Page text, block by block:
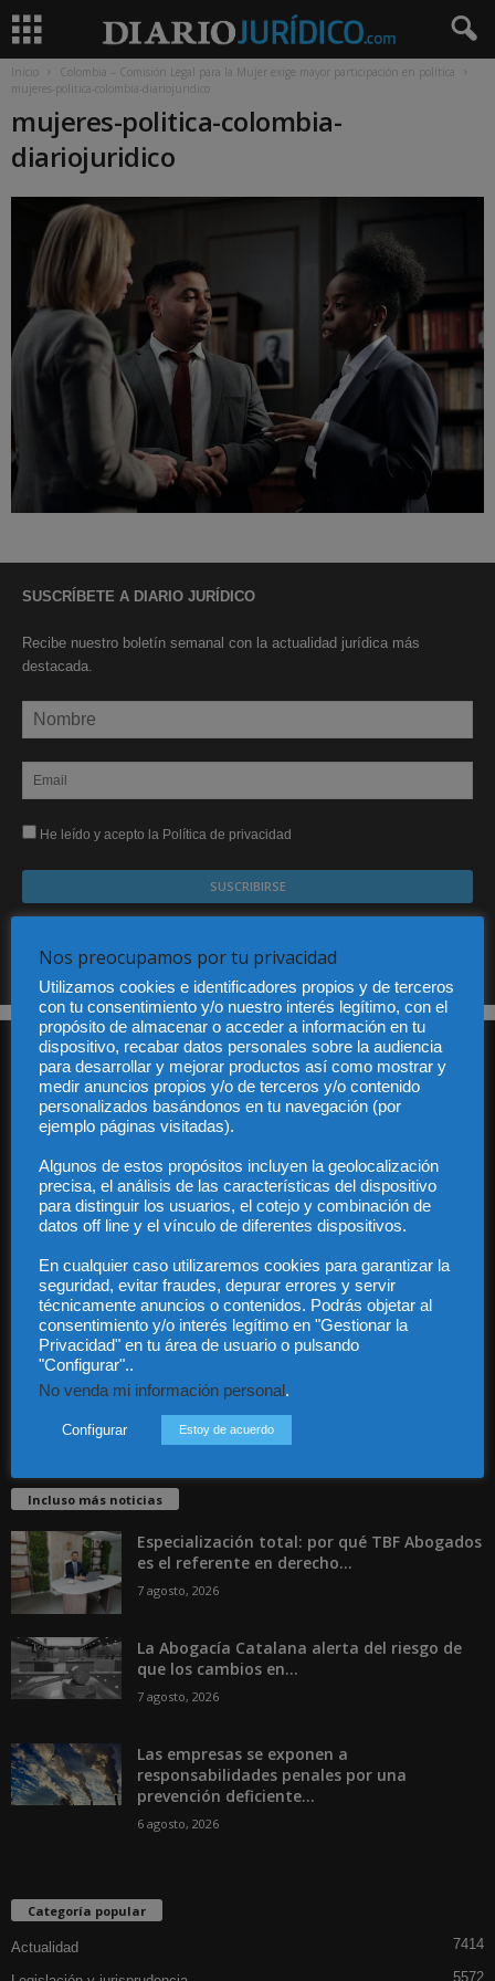
Inicio
Colombia – Comisión Legal para la Mujer exige mayor participación en política
mujeres-politica-colombia-diariojuridico
mujeres-politica-colombia-
diariojuridico
SUSCRÍBETE A DIARIO JURÍDICO
Recibe nuestro boletín semanal con la actualidad jurídica más
destacada.
He leído y acepto la Política de privacidad
S.L. y no será cedido a un tercero en ningún caso.
Audiencia y Publicidad
Quiénes somos
Legal
Privacidad
Contacto
Guía Colaboradores
Contáctanos:info@diariojuridico.com
Incluso más noticias
Especialización total: por qué TBF Abogados
es el referente en derecho...
7 agosto, 2026
La Abogacía Catalana alerta del riesgo de
que los cambios en...
7 agosto, 2026
Las empresas se exponen a
responsabilidades penales por una
prevención deficiente...
6 agosto, 2026
Categoría popular
Actualidad 7414
5572
Nos preocupamos por tu privacidad
Utilizamos cookies e identificadores propios y de terceros
con tu consentimiento y/o nuestro interés legítimo, con el
propósito de almacenar o acceder a información en tu
dispositivo, recabar datos personales sobre la audiencia
para desarrollar y mejorar productos así como mostrar y
medir anuncios propios y/o de terceros y/o contenido
personalizados basándonos en tu navegación (por
ejemplo páginas visitadas).
Algunos de estos propósitos incluyen la geolocalización
precisa, el análisis de las características del dispositivo
para distinguir los usuarios, el cotejo y combinación de
datos off line y el vínculo de diferentes dispositivos.
En cualquier caso utilizaremos cookies para garantizar la
seguridad, evitar fraudes, depurar errores y servir
técnicamente anuncios o contenidos. Podrás objetar al
consentimiento y/o interés legítimo en "Gestionar la
Privacidad" en tu área de usuario o pulsando
"Configurar"..
No venda mi información personal.
Configurar Estoy de acuerdo